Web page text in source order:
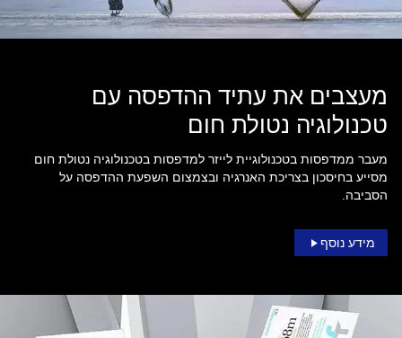
מעצבים את עתיד ההדפסה עם
טכנולוגיה נטולת חום
מעבר ממדפסות בטכנולוגיית לייזר למדפסות בטכנולוגיה נטולת חום
מסייע בחיסכון בצריכת האנרגיה ובצמצום השפעת ההדפסה על
הסביבה.
מידע נוסף